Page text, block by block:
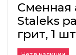
Сменная
Staleks
грит, 1